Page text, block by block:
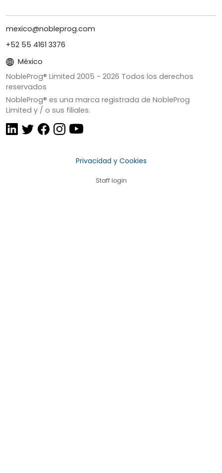
mexico@nobleprog.com
+52 55 4161 3376
México
NobleProg® Limited 2005 - 2026 Todos los derechos
reservados
NobleProg® es una marca registrada de NobleProg
Limited y / o sus filiales.
Privacidad y Cookies
Staff login